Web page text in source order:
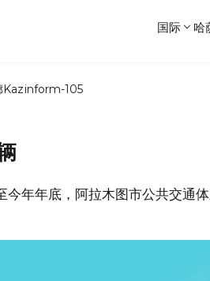
国际 哈
Kazinform-105
年年底，阿拉木图市公共交通